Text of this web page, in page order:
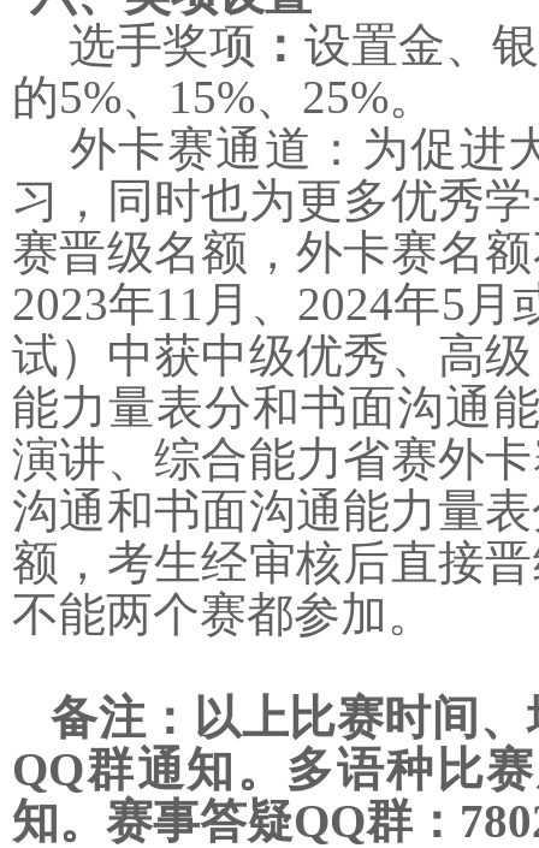
选手奖项 ： 设置金、
的5%、 15%、 25%。
外卡赛通道：为促进
习，同时也为更多优秀
赛晋级名额，外卡赛名
2023年11 月、 2024年5 月
试）中获中级优秀、高
能力量表分和书面沟通
演讲、综合能力省赛外
沟通和书面沟通能力量
额，考生经审核后直接
不能两个赛都参加。
备注：以上比赛时间
QQ群通知。多语种比
知。赛事答疑QQ群：